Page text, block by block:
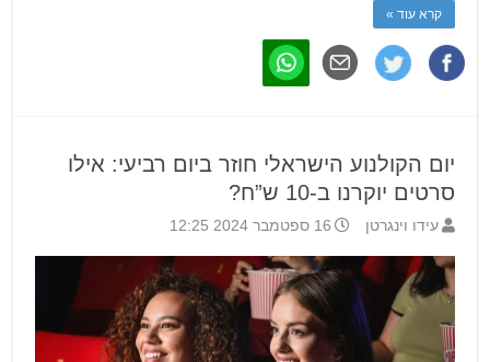
קרא עוד »
יום הקולנוע הישראלי חוזר ביום רביעי: אילו
סרטים יוקרנו ב-10 ש”ח?
עידו וינגרטן 16 ספטמבר 2024 12:25